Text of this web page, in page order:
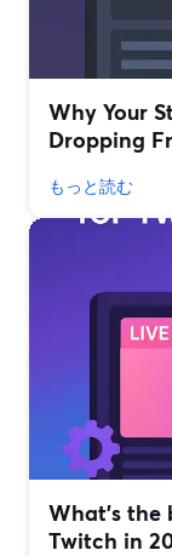
Why Your
Dropping
もっと読む
What’s
Twitch in